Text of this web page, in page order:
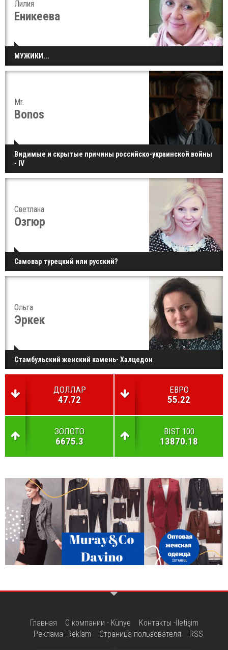
Лилия
Еникеева
МУЖИКИ...
Mr.
Bonos
Видимые и скрытые причины российско-украинской войны
- IV
Светлана
Озгюр
Самовар турецкий или русский?
Ольга
Эркек
Стамбульский женский камень- Халцедон
ДОЛЛАР
47.72
ЕВРО
55.22
ЗОЛОТО
6675.3
BIST 100
13870.18
Главная О компании - Künye
Контакты -İletişim
Реклама- Reklam
Страница пользователя RSS